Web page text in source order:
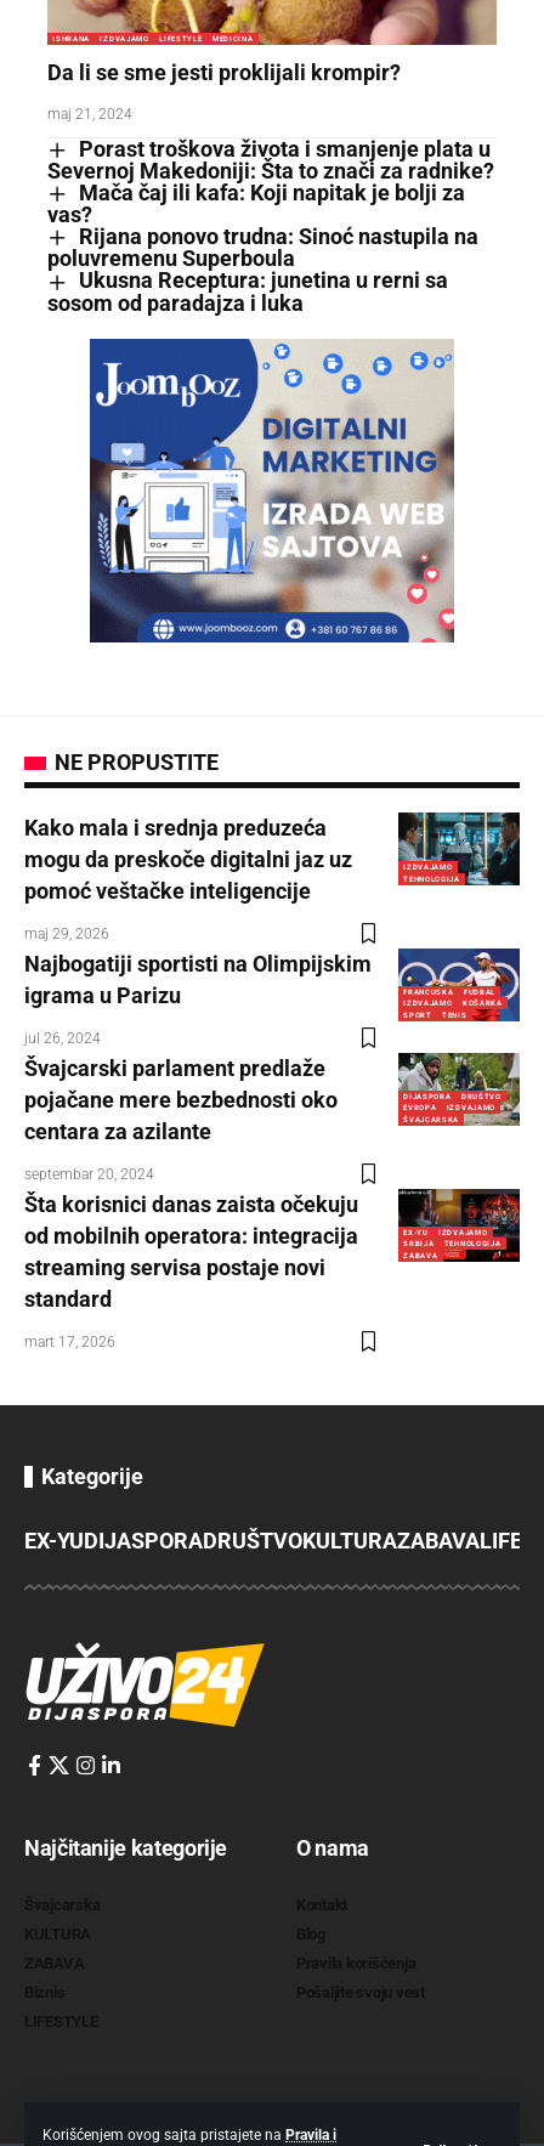
Korišćenjem ovog sajta pristajete na Pravila i
ISHRANA IZDVAJAMO LIFESTYLE MEDICINA
Da li se sme jesti proklijali krompir?
maj 21, 2024
Porast troškova života i smanjenje plata u
Severnoj Makedoniji: Šta to znači za radnike?
Mača čaj ili kafa: Koji napitak je bolji za
vas?
Rijana ponovo trudna: Sinoć nastupila na
poluvremenu Superboula
Ukusna Receptura: junetina u rerni sa
sosom od paradajza i luka
NE PROPUSTITE
IZDVAJAMO
TEHNOLOGIJA
Kako mala i srednja preduzeća
mogu da preskoče digitalni jaz uz
pomoć veštačke inteligencije
maj 29, 2026
FRANCUSKA
FUDBAL
IZDVAJAMO
KOŠARKA
SPORT
TENIS
Najbogatiji sportisti na Olimpijskim
igrama u Parizu
jul 26, 2024
DIJASPORA
DRUŠTVO
EVROPA
IZDVAJAMO
ŠVAJCARSKA
Švajcarski parlament predlaže
pojačane mere bezbednosti oko
centara za azilante
septembar 20, 2024
EX-YU
IZDVAJAMO
SRBIJA
TEHNOLOGIJA
ZABAVA
Šta korisnici danas zaista očekuju
od mobilnih operatora: integracija
streaming servisa postaje novi
standard
mart 17, 2026
Kategorije
EX-YUDIJASPORADRUŠTVOKULTURAZABAVA
Najčitanije kategorije O nama